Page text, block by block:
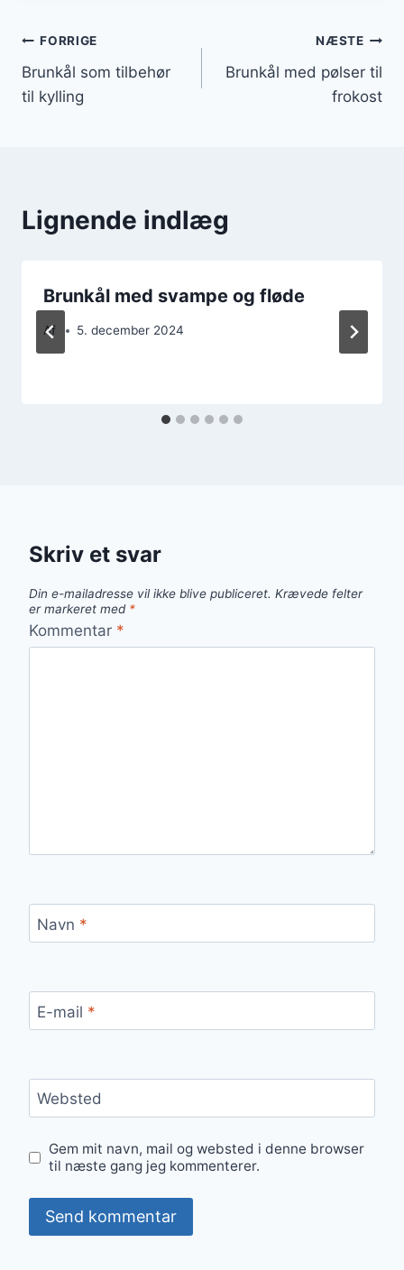
Indlægsnavigation
FORRIGE
Brunkål som tilbehør
til kylling
NÆSTE
Brunkål med pølser til
frokost
Lignende indlæg
Brunkål med svampe og fløde
Af 5. december 2024
Skriv et svar
Din e-mailadresse vil ikke blive publiceret. Krævede felter
er markeret med *
Kommentar *
Navn *
E-mail *
Websted
Gem mit navn, mail og websted i denne browser
til næste gang jeg kommenterer.